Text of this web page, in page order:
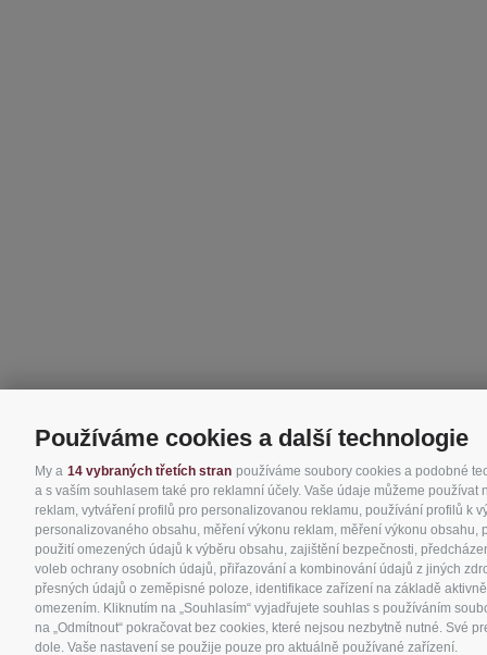
Používáme cookies a další technologie
My a 14 vybraných třetích stran používáme soubory cookies a podobné
a s vaším souhlasem také pro reklamní účely. Vaše údaje můžeme
reklam, vytváření profilů pro personalizovanou reklamu, používání profilů k
personalizovaného obsahu, měření výkonu reklam, měření výkonu
použití omezených údajů k výběru obsahu, zajištění bezpečnosti,
voleb ochrany osobních údajů, přiřazování a kombinování údajů z jiných
přesných údajů o zeměpisné poloze, identifikace zařízení na základě
omezením. Kliknutím na „Souhlasím“ vyjadřujete souhlas s používáním
na „Odmítnout“ pokračovat bez cookies, které nejsou nezbytně nutné. Své
dole. Vaše nastavení se použije pouze pro aktuálně používané zařízení.